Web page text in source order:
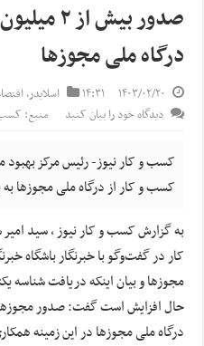
درگاه ملی مجوز‌ها
۱۴۰۳/۰۲/۲۰ ۱۴:۳۱ اسلایدر,
دیدگاه خود را بیان کنید
منبع: کسب
کسب و کار نیوز- رئیس مرکز
کسب و کار از درگاه ملی مجوز‌ها به بیش از ۲ میلیون و
به گزارش کسب و کار نیوز ، سید
کار در گفت‌وگو با خبرنگار باشگاه
مجوز‌ها و بیان اینکه دریافت شناسه
حال افزایش است گفت: صدور
درگاه ملی مجوز‌ها در این زمینه